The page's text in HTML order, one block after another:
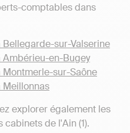
comptables dans
sur-Valserine
en-Bugey
sur-Saône
explorer également les
de l'Ain (1).